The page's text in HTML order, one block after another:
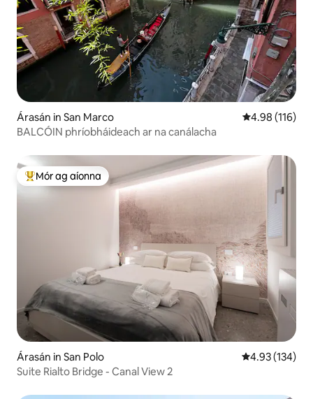
Árasán in San Marco Meánrátáil
4.98 (116)
BALCÓIN phríobháideach ar na canálacha
An-mhór ag aíonna
Mór ag aíonna
Árasán in San Polo Meánrátáil
4.93 (134)
Suite Rialto Bridge - Canal View 2